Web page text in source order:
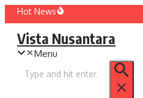
Lewati
ke
konten
Hot News
Vista Nusantara
Menu
untuk: